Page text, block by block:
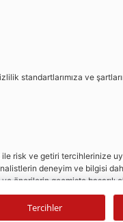
standartlarımıza ve
risk ve getiri tercihlerinize
deneyim ve bilgisi
geçmişte başarılı
Tercihler